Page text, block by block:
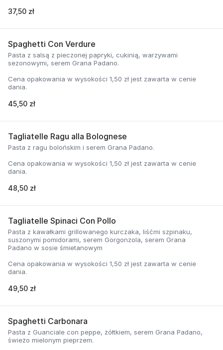
37,50 zł
Spaghetti Con Verdure
Pasta z salsą z pieczonej papryki, cukinią, warzywami
sezonowymi, serem Grana Padano.
Cena opakowania w wysokości 1,50 zł jest zawarta w cenie
dania.
45,50 zł
Tagliatelle Ragu alla Bolognese
Pasta z ragu bolońskim i serem Grana Padano.
Cena opakowania w wysokości 1,50 zł jest zawarta w cenie
dania.
48,50 zł
Tagliatelle Spinaci Con Pollo
Pasta z kawałkami grillowanego kurczaka, liśćmi szpinaku,
suszonymi pomidorami, serem Gorgonzola, serem Grana
Padano w sosie śmietanowym
Cena opakowania w wysokości 1,50 zł jest zawarta w cenie
dania.
49,50 zł
Spaghetti Carbonara
Pasta z Guanciale con peppe, żółtkiem, serem Grana Padano,
świeżo mielonym pieprzem.